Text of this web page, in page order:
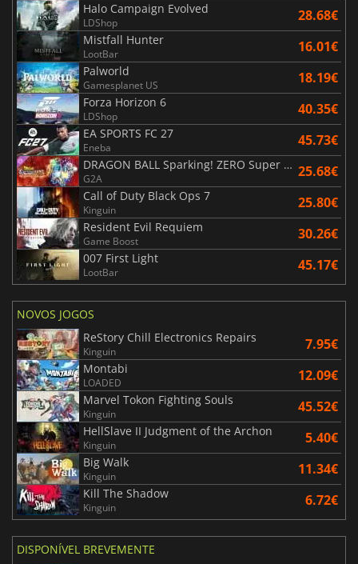
Halo Campaign Evolved
LDShop 28.68€
Mistfall Hunter
LootBar 16.01€
Palworld
Gamesplanet US 18.19€
Forza Horizon 6
LDShop 40.35€
EA SPORTS FC 27
Eneba 45.73€
DRAGON BALL Sparking! ZERO Super Limit Breaking NEO
G2A 25.68€
Call of Duty Black Ops 7
Kinguin 25.80€
Resident Evil Requiem
Game Boost 30.26€
007 First Light
LootBar 45.17€
NOVOS JOGOS
ReStory Chill Electronics Repairs
Kinguin 7.95€
Montabi
LOADED 12.09€
Marvel Tokon Fighting Souls
Kinguin 45.52€
HellSlave II Judgment of the Archon
Kinguin 5.40€
Big Walk
Kinguin 11.34€
Kill The Shadow
Kinguin 6.72€
DISPONÍVEL BREVEMENTE